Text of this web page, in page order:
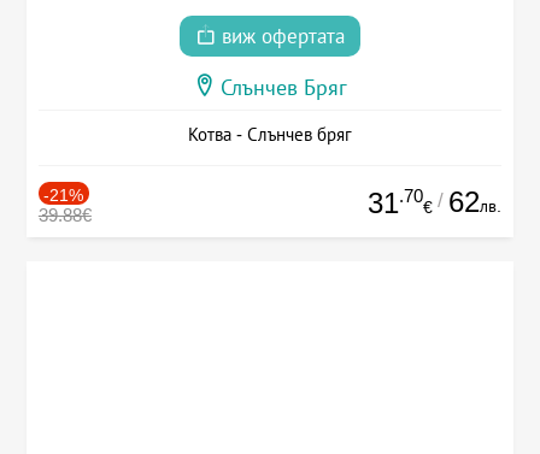
виж офертата
Слънчев Бряг
Котва - Слънчев бряг
-21%
39.88€ 31.70
€ / 62лв.